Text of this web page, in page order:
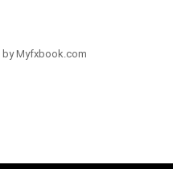
by Myfxbook.com